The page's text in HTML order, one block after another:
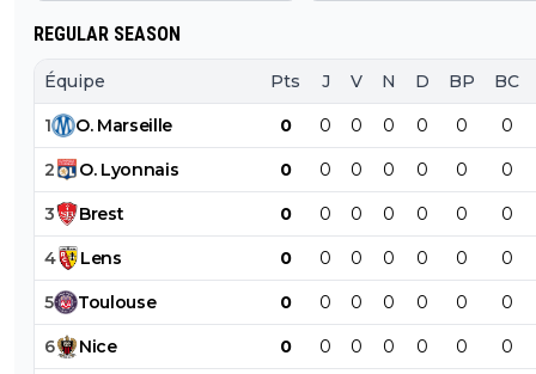
REGULAR SEASON
Équipe Pts J V N D BP BC
1 O. Marseille 0 0 0 0 0 0 0
2 O. Lyonnais 0 0 0 0 0 0 0
3 Brest 0 0 0 0 0 0 0
4 Lens 0 0 0 0 0 0 0
5 Toulouse 0 0 0 0 0 0 0
6 Nice 0 0 0 0 0 0 0